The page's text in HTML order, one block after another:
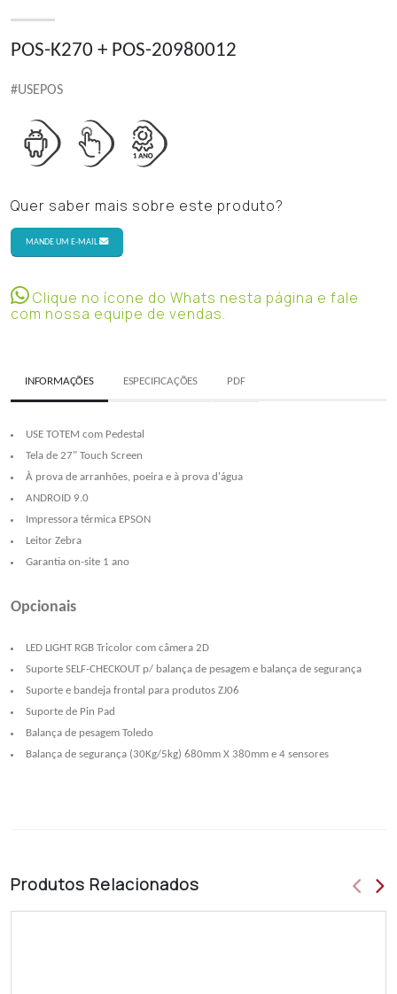
POS-K270 + POS-20980012
#USEPOS
Quer saber mais sobre este produto?
MANDE UM E-MAIL
Clique no ícone do Whats nesta página e fale
com nossa equipe de vendas.
INFORMAÇÕES ESPECIFICAÇÕES PDF
USE TOTEM com Pedestal
Tela de 27" Touch Screen
À prova de arranhões, poeira e à prova d'água
ANDROID 9.0
Impressora térmica EPSON
Leitor Zebra
Garantia on-site 1 ano
Opcionais
LED LIGHT RGB Tricolor com câmera 2D
Suporte SELF-CHECKOUT p/ balança de pesagem e balança de segurança
Suporte e bandeja frontal para produtos ZJ06
Suporte de Pin Pad
Balança de pesagem Toledo
Balança de segurança (30Kg/5kg) 680mm X 380mm e 4 sensores
Produtos Relacionados